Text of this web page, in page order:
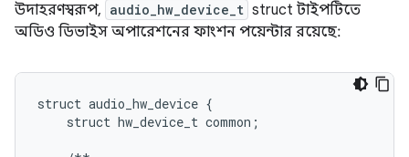
উদাহরণস্বরূপ, audio_hw_device_t struct টাইপটিতে
অডিও ডিভাইস অপারেশনের ফাংশন পয়েন্টার রয়েছে:
struct audio_hw_device {
    struct hw_device_t common;